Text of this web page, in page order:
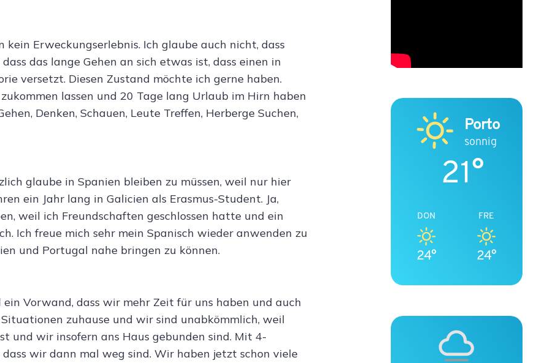
Erweckungserlebnis. Ich glaube auch nicht, dass
das lange Gehen an sich etwas ist, dass einen in
versetzt. Diesen Zustand möchte ich gerne haben.
lassen und 20 Tage lang Urlaub im Hirn haben
Denken, Schauen, Leute Treffen, Herberge Suchen,
glaube in Spanien bleiben zu müssen, weil nur hier
ein Jahr lang in Galicien als Erasmus-Student. Ja,
weil ich Freundschaften geschlossen hatte und ein
Ich freue mich sehr mein Spanisch wieder anwenden zu
und Portugal nahe bringen zu können.
Vorwand, dass wir mehr Zeit für uns haben und auch
zuhause und wir sind unabkömmlich, weil
und wir insofern ans Haus gebunden sind. Mit 4-
wir dann mal weg sind. Wir haben jetzt schon viele
Porto
sonnig
21°
DON
24°
FRE
24°